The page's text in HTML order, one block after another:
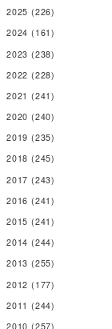
2025 (226)
2024 (161)
2023 (238)
2022 (228)
2021 (241)
2020 (240)
2019 (235)
2018 (245)
2017 (243)
2016 (241)
2015 (241)
2014 (244)
2013 (255)
2012 (177)
2011 (244)
2010 (257)